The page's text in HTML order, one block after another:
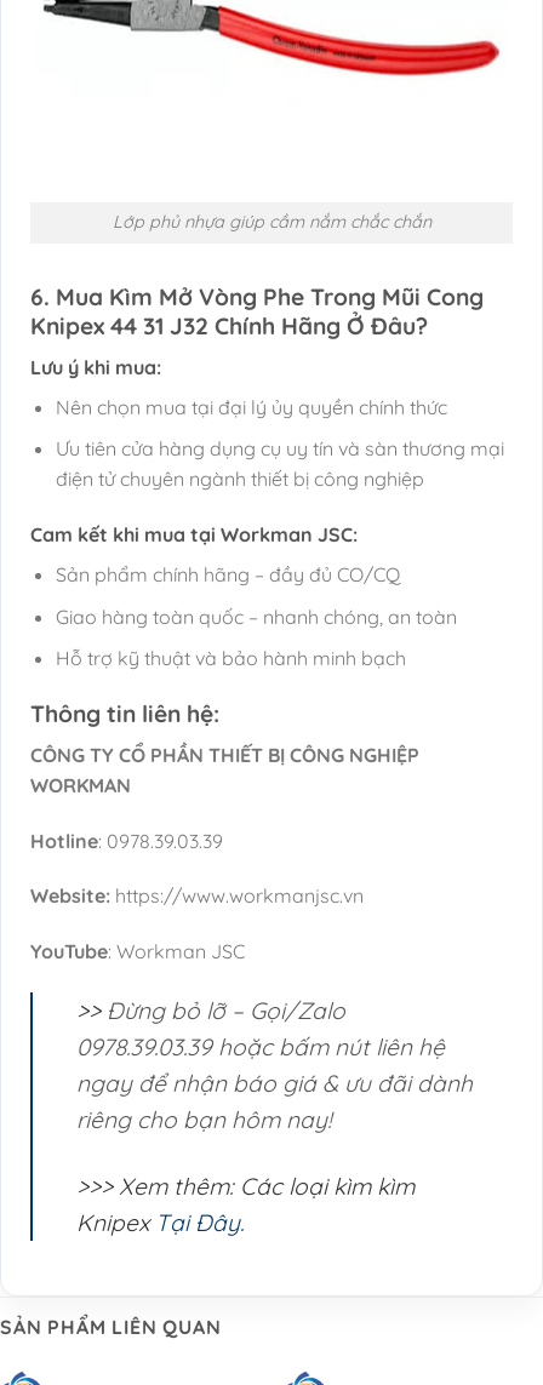
Lớp phủ nhựa giúp cầm nắm chắc chắn
6. Mua Kìm Mở Vòng Phe Trong Mũi Cong
Knipex 44 31 J32 Chính Hãng Ở Đâu?
Lưu ý khi mua:
Nên chọn mua tại đại lý ủy quyền chính thức
Ưu tiên cửa hàng dụng cụ uy tín và sàn thương mại
điện tử chuyên ngành thiết bị công nghiệp
Cam kết khi mua tại Workman JSC:
Sản phẩm chính hãng – đầy đủ CO/CQ
Giao hàng toàn quốc – nhanh chóng, an toàn
Hỗ trợ kỹ thuật và bảo hành minh bạch
Thông tin liên hệ:
CÔNG TY CỔ PHẦN THIẾT BỊ CÔNG NGHIỆP
WORKMAN
Hotline: 0978.39.03.39
Website: https://www.workmanjsc.vn
YouTube: Workman JSC
>> Đừng bỏ lỡ – Gọi/Zalo
0978.39.03.39 hoặc bấm nút liên hệ
ngay để nhận báo giá & ưu đãi dành
riêng cho bạn hôm nay!
>>> Xem thêm: Các loại kìm kìm
Knipex Tại Đây.
SẢN PHẨM LIÊN QUAN